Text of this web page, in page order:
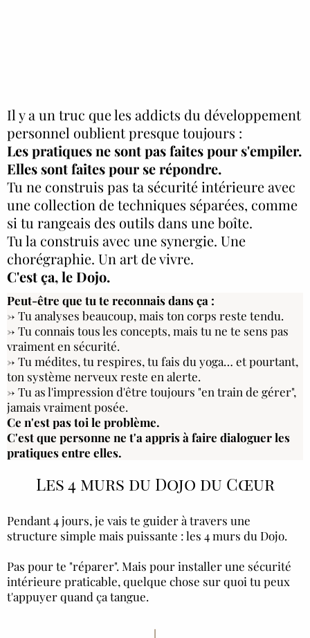
Il y a un truc que les addicts du développement
personnel oublient presque toujours :
Les pratiques ne sont pas faites pour s'empiler.
Elles sont faites pour se répondre.
Tu ne construis pas ta sécurité intérieure avec
une collection de techniques séparées, comme
si tu rangeais des outils dans une boîte.
Tu la construis avec une synergie. Une
chorégraphie. Un art de vivre.
C'est ça, le Dojo.
Peut-être que tu te reconnais dans ça :
→ Tu analyses beaucoup, mais ton corps reste tendu.
→ Tu connais tous les concepts, mais tu ne te sens pas
vraiment en sécurité.
→ Tu médites, tu respires, tu fais du yoga… et pourtant,
ton système nerveux reste en alerte.
→ Tu as l'impression d'être toujours "en train de gérer",
jamais vraiment posée.
Ce n'est pas toi le problème.
C'est que personne ne t'a appris à faire dialoguer les
pratiques entre elles.
Les 4 murs du Dojo du Cœur
Pendant 4 jours, je vais te guider à travers une
structure simple mais puissante : les 4 murs du Dojo.
Pas pour te "réparer". Mais pour installer une sécurité
intérieure praticable, quelque chose sur quoi tu peux
t'appuyer quand ça tangue.